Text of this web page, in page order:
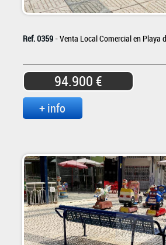
Ref. 0359- Venta Local Comercial en Playa
94.900 €
+ info